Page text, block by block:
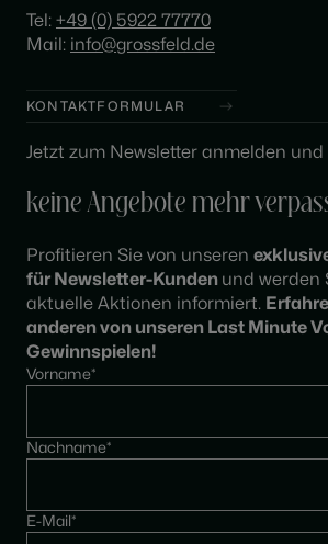
Tel: +49 (0) 5922 77770
Mail: info@grossfeld.de
KONTAKTFORMULAR
Jetzt zum Newsletter anmelden und
keine Angebote mehr
Profitieren Sie von unseren
für Newsletter-Kunden und werden
aktuelle Aktionen informiert.
anderen von unseren Last Minute
Gewinnspielen!
Vorname*
Nachname*
E-Mail*